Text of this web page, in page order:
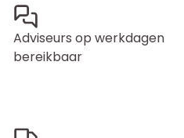
Adviseurs op werkdagen
bereikbaar